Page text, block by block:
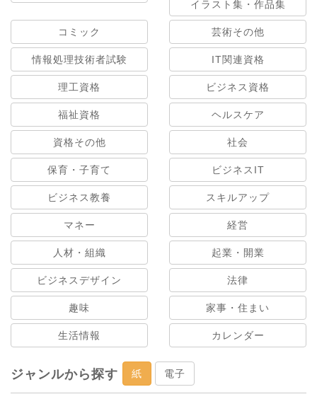
イラスト集・作品集
コミック 芸術その他
情報処理技術者試験 IT関連資格
理工資格 ビジネス資格
福祉資格 ヘルスケア
資格その他 社会
保育・子育て ビジネスIT
ビジネス教養 スキルアップ
マネー 経営
人材・組織 起業・開業
ビジネスデザイン 法律
趣味 家事・住まい
生活情報 カレンダー
ジャンルから探す 紙 電子